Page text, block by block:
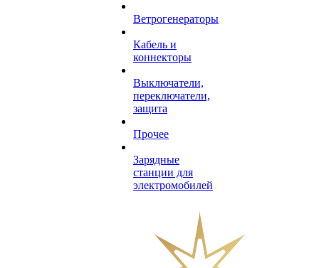
Ветрогенераторы
Кабель и
коннекторы
Выключатели,
переключатели,
защита
Прочее
Зарядные
станции для
электромобилей